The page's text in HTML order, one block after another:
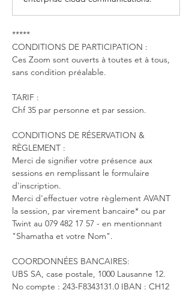
*****
CONDITIONS DE PARTICIPATION :
Ces Zoom sont ouverts à toutes et à tous,
sans condition préalable.
TARIF :
Chf 35 par personne et par session.
CONDITIONS DE RÉSERVATION &
RÈGLEMENT :
Merci de signifier votre présence aux
sessions en remplissant le formulaire
d'inscription.
Merci d'effectuer votre règlement AVANT
la session, par virement bancaire* ou par
Twint au 079 482 17 57 - en mentionnant
"Shamatha et votre Nom".
COORDONNÉES BANCAIRES:
UBS SA, case postale, 1000 Lausanne 12.
No compte : 243-F8343131.0 IBAN : CH12